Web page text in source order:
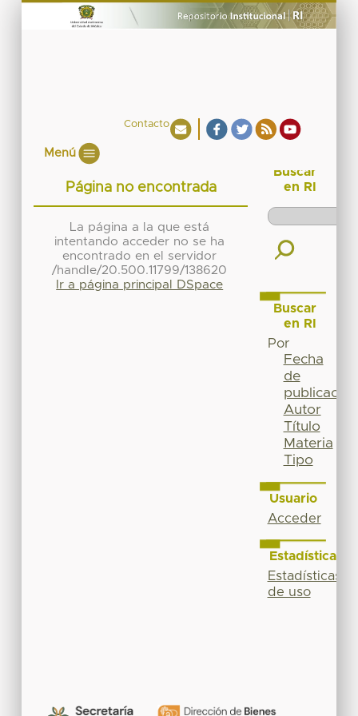
Contacto
Menú
Página no encontrada
La página a la que está
intentando acceder no se ha
encontrado en el servidor
/handle/20.500.11799/138620
Ir a página principal DSpace
Buscar
en RI
Buscar
en RI
Por
Fecha
de
publicación
Autor
Título
Materia
Tipo
Usuario
Acceder
Estadísticas
Estadísticas
de uso